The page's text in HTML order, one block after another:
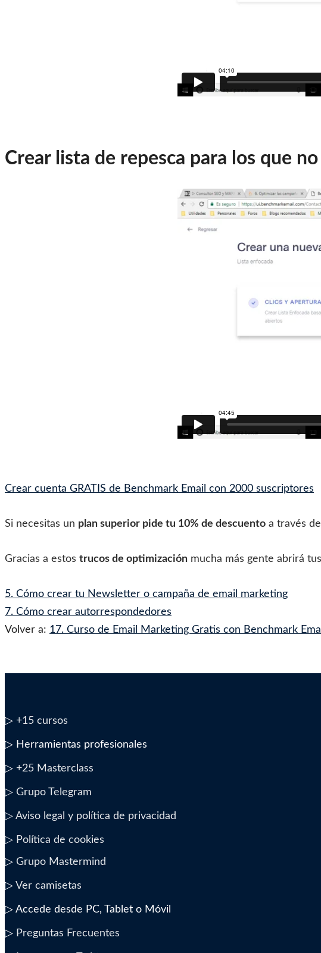
Crear lista de repesca para los que
Crear cuenta GRATIS de Benchmark Email con 2000 suscriptores
Si necesitas un plan superior pide tu 10% de descuento a través
Gracias a estos trucos de optimización mucha más gente abrirá
5. Cómo crear tu Newsletter o campaña de email marketing
7. Cómo crear autorrespondedores
Volver a: 17. Curso de Email Marketing Gratis con Benchmark
▷ +15 cursos
▷ Herramientas profesionales
▷ +25 Masterclass
▷ Grupo Telegram
▷ Aviso legal y política de privacidad
▷ Política de cookies
▷ Grupo Mastermind
▷ Ver camisetas
▷ Accede desde PC, Tablet o Móvil
▷ Preguntas Frecuentes